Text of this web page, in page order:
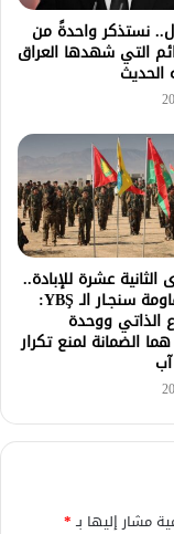
نستذكر واحدةً من
التي شهدها العراق
الحديث
عشرة للإبادة..
وحدات مقاومة سنجـار الـ YBŞ:
الذاتي ووحدة
هما الضمانة لمنع تكرار
مشار إليها بـ*